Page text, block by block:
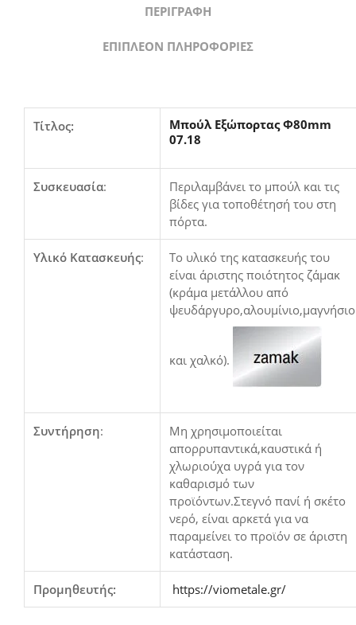
ΠΕΡΙΓΡΑΦΉ
ΕΠΙΠΛΈΟΝ ΠΛΗΡΟΦΟΡΊΕΣ
Τίτλος:
Μπούλ Εξώπορτας Φ80mm
07.18
Συσκευασία:
Περιλαμβάνει το μπούλ και τις
βίδες για τοποθέτησή του στη
πόρτα.
Υλικό Κατασκευής:
Το υλικό της κατασκευής του
είναι άριστης ποιότητος ζάμακ
(κράμα μετάλλου από
ψευδάργυρο,αλουμίνιο,μαγνήσιο
και χαλκό).
Συντήρηση:
Μη χρησιμοποιείται
απορρυπαντικά,καυστικά ή
χλωριούχα υγρά για τον
καθαρισμό των
προϊόντων.Στεγνό πανί ή σκέτο
νερό, είναι αρκετά για να
παραμείνει το προϊόν σε άριστη
κατάσταση.
Προμηθευτής: https://viometale.gr/